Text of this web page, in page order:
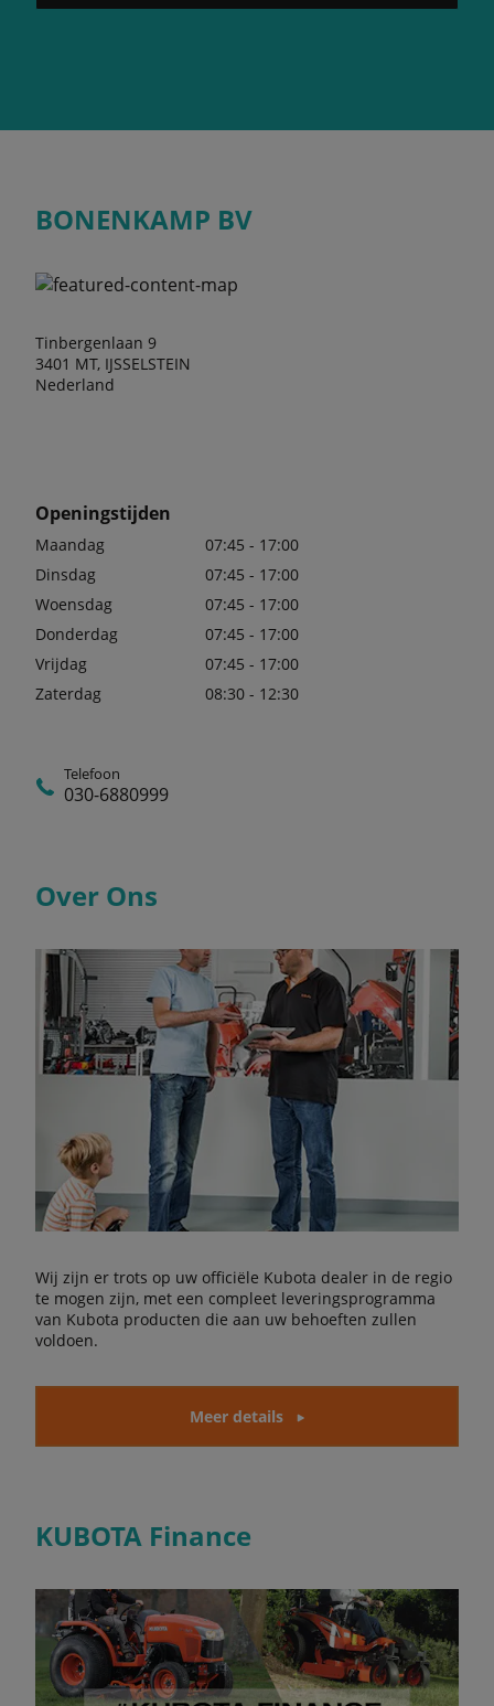
BONENKAMP BV
Tinbergenlaan 9
3401 MT, IJSSELSTEIN
Nederland
Openingstijden
Maandag
07:45 - 17:00
Dinsdag
07:45 - 17:00
Woensdag
07:45 - 17:00
Donderdag
07:45 - 17:00
Vrijdag
07:45 - 17:00
Zaterdag
08:30 - 12:30
Telefoon
030-6880999
Over Ons
Wij zijn er trots op uw officiële Kubota dealer in de regio
te mogen zijn, met een compleet leveringsprogramma
van Kubota producten die aan uw behoeften zullen
voldoen.
Meer details
KUBOTA Finance